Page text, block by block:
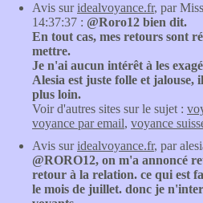
Avis suridealvoyance.fr, par
14:37:37 : @Roro12 bien dit.
En tout cas, mes retours sont
mettre.
Je n'ai aucun intérêt à les
Alesia est juste folle et jalouse,
plus loin.
Voir d'autres sites sur le sujet :
voyance par email, voyance
Avis suridealvoyance.fr, par
@RORO12, on m'a annoncé
retour à la relation. ce qui est
le mois de juillet. donc je